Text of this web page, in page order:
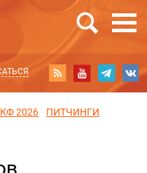
2026
ПИТЧИНГИ